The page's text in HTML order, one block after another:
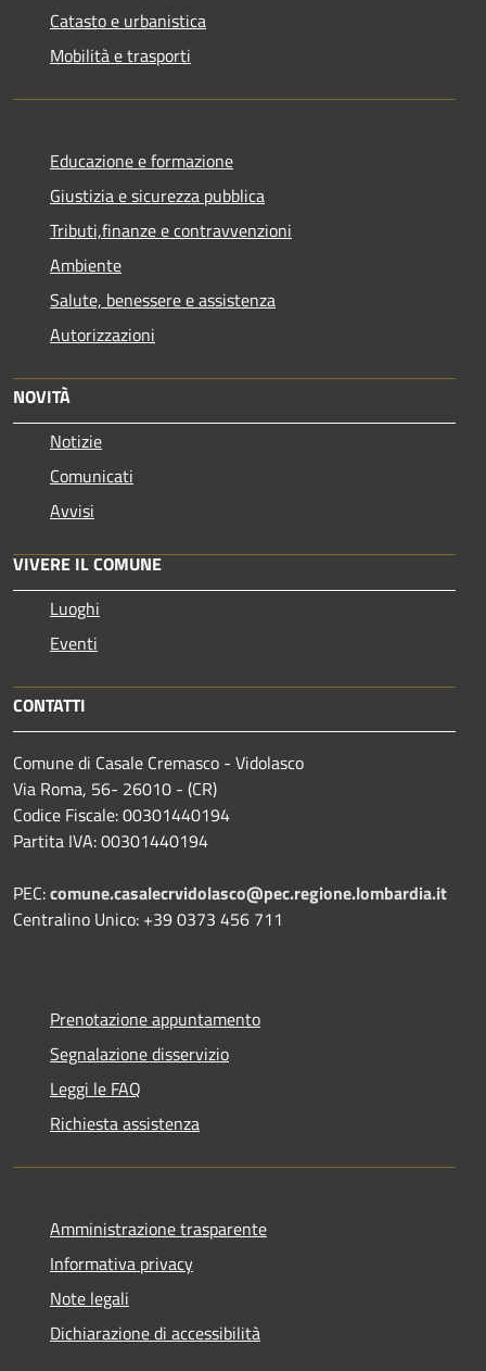
Catasto e urbanistica
Mobilità e trasporti
Educazione e formazione
Giustizia e sicurezza pubblica
Tributi,finanze e contravvenzioni
Ambiente
Salute, benessere e assistenza
Autorizzazioni
NOVITÀ
Notizie
Comunicati
Avvisi
VIVERE IL COMUNE
Luoghi
Eventi
CONTATTI
Comune di Casale Cremasco - Vidolasco
Via Roma, 56- 26010 - (CR)
Codice Fiscale: 00301440194
Partita IVA: 00301440194
PEC:comune.casalecrvidolasco@pec.regione.lombardia.it
Centralino Unico: +39 0373 456 711
Prenotazione appuntamento
Segnalazione disservizio
Leggi le FAQ
Richiesta assistenza
Amministrazione trasparente
Informativa privacy
Note legali
Dichiarazione di accessibilità